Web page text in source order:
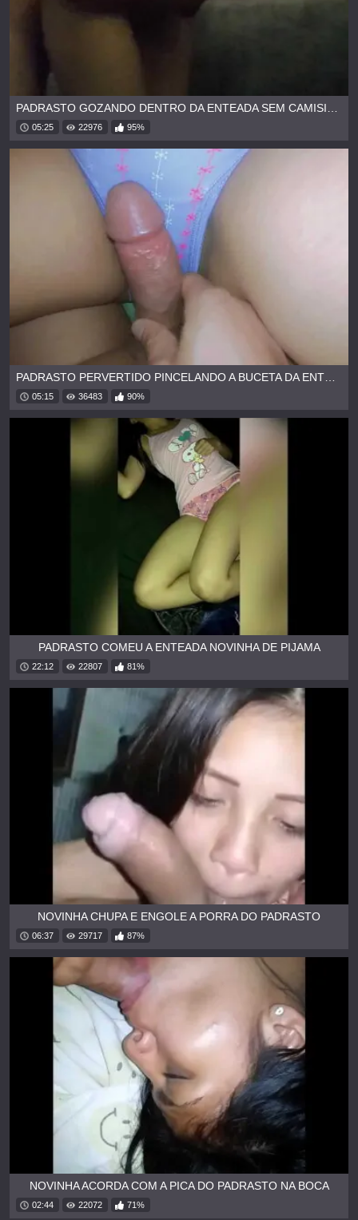
05:25 22976 95%
05:15 36483 90%
PADRASTO COMEU A ENTEADA NOVINHA DE PIJAMA
22:12 22807 81%
NOVINHA CHUPA E ENGOLE A PORRA DO PADRASTO
06:37 29717 87%
NOVINHA ACORDA COM A PICA DO PADRASTO NA BOCA
02:44 22072 71%